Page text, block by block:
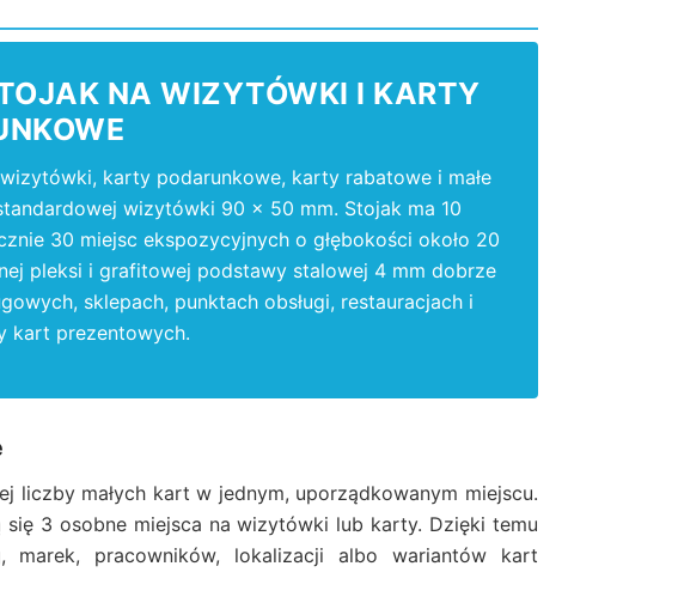
NA WIZYTÓWKI I KARTY
karty podarunkowe, karty rabatowe i małe
wizytówki 90 x 50 mm. Stojak ma 10
30 miejsc ekspozycyjnych o głębokości około 20
pleksi i grafitowej podstawy stalowej 4 mm dobrze
sklepach, punktach obsługi, restauracjach i
kart prezentowych.
liczby małych kart w jednym, uporządkowanym miejscu.
3 osobne miejsca na wizytówki lub karty. Dzięki temu
marek, pracowników, lokalizacji albo wariantów kart